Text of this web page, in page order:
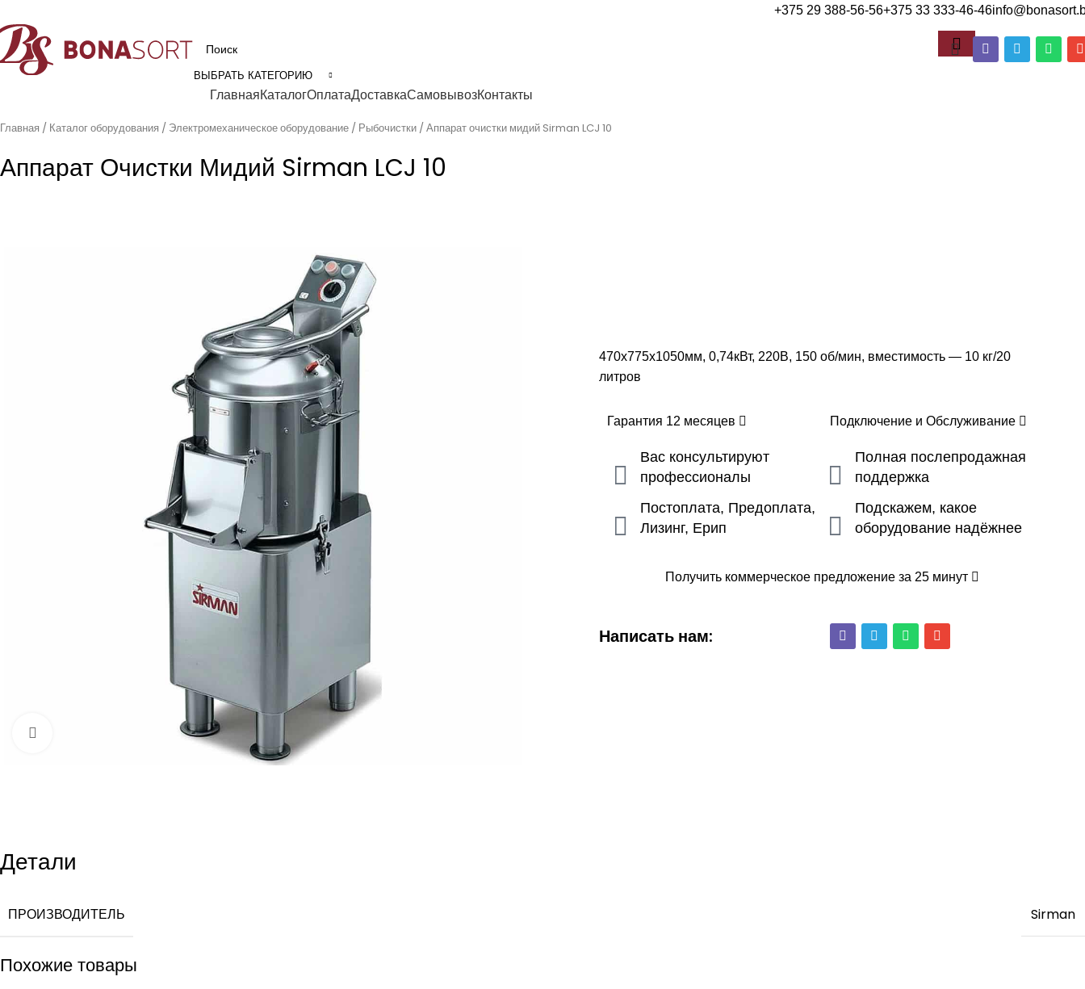
+375 29 388-56-56+375 33 333-46-46
ВЫБРАТЬ КАТЕГОРИЮ
ГлавнаяКаталогОплатаДоставкаСамовывозКонтакты
Главная Каталог оборудования Электромеханическое оборудование Рыбочистки Аппарат очистки мидий Sirman LCJ 10
Аппарат Очистки Мидий Sirman LCJ 10
470х775х1050мм, 0,74кВт, 220В, 150 об/мин, вместимость — 10 кг/20
литров
Гарантия 12 месяцев Подключение и Обслуживание
Вас консультируют
профессионалы
Постоплата, Предоплата,
Лизинг, Ерип
Полная послепродажная
поддержка
Подскажем, какое
оборудование надёжнее
Получить коммерческое предложение за 25 минут
Написать нам:
Детали
ПРОИЗВОДИТЕЛЬ Sirman
Похожие товары